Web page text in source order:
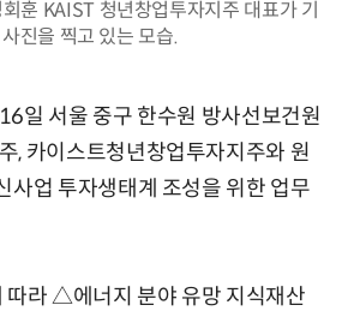
훈 KAIST 청년창업투자지주 대표가 기
진을 찍고 있는 모습.
일 서울 중구 한수원 방사선보건원
, 카이스트청년창업투자지주와 원
사업 투자생태계 조성을 위한 업무
따라 △에너지 분야 유망 지식재산